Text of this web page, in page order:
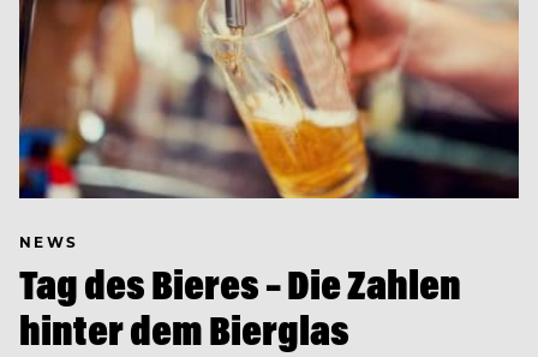
NEWS
Tag des Bieres – Die Zahlen
hinter dem Bierglas